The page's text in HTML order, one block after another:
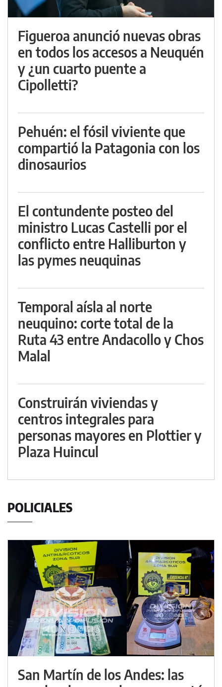
Figueroa anunció nuevas obras
en todos los accesos a Neuquén
y ¿un cuarto puente a
Cipolletti?
Pehuén: el fósil viviente que
compartió la Patagonia con los
dinosaurios
El contundente posteo del
ministro Lucas Castelli por el
conflicto entre Halliburton y
las pymes neuquinas
Temporal aísla al norte
neuquino: corte total de la
Ruta 43 entre Andacollo y Chos
Malal
Construirán viviendas y
centros integrales para
personas mayores en Plottier y
Plaza Huincul
POLICIALES
San Martín de los Andes: las